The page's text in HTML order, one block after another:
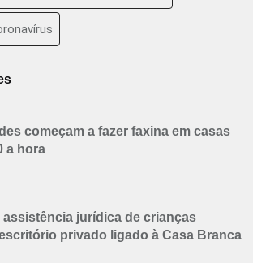
começam a fazer faxina em casas
a hora
assistência jurídica de crianças
privado ligado à Casa Branca